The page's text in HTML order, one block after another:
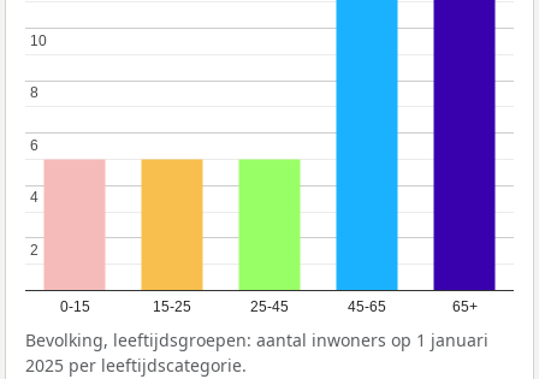
0-15 15-25 25-45 45-65 65+
2
2
4
4
6
6
8
8
10
10
Bevolking, leeftijdsgroepen: aantal inwoners op 1 januari
2025 per leeftijdscategorie.